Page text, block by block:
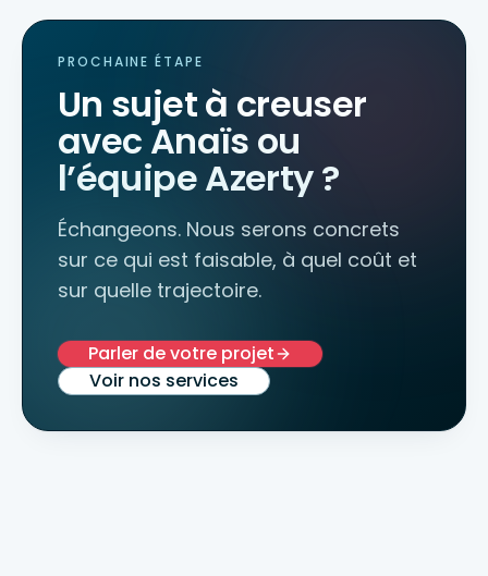
PROCHAINE ÉTAPE
Un sujet à creuser
avec Anaïs ou
l’équipe Azerty ?
Échangeons. Nous serons concrets
sur ce qui est faisable, à quel coût et
sur quelle trajectoire.
Parler de votre projet
Voir nos services